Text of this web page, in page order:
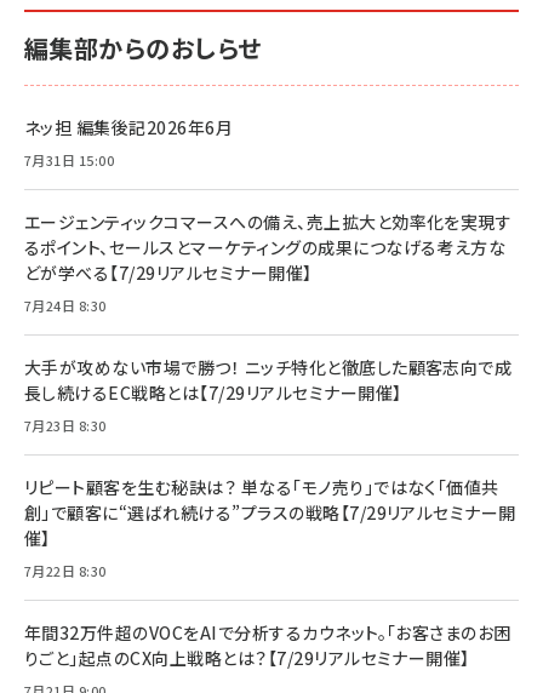
編集部からのおしらせ
ネッ担 編集後記2026年6月
7月31日 15:00
エージェンティックコマースへの備え、売上拡大と効率化を実現す
るポイント、セールスとマーケティングの成果につなげる考え方な
どが学べる【7/29リアルセミナー開催】
7月24日 8:30
大手が攻めない市場で勝つ！ ニッチ特化と徹底した顧客志向で成
長し続けるEC戦略とは【7/29リアルセミナー開催】
7月23日 8:30
リピート顧客を生む秘訣は？ 単なる「モノ売り」ではなく「価値共
創」で顧客に“選ばれ続ける”プラスの戦略【7/29リアルセミナー開
催】
7月22日 8:30
年間32万件超のVOCをAIで分析するカウネット。「お客さまのお困
りごと」起点のCX向上戦略とは？【7/29リアルセミナー開催】